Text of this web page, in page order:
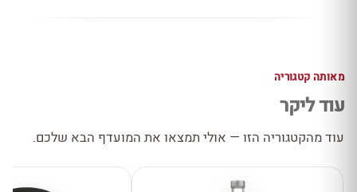
מאותה קטגוריה
עוד ליקר
עוד מהקטגוריה הזו — אולי תמצאו את המועדף הבא שלכם.